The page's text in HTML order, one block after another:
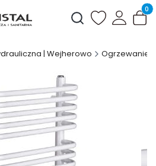
Otwórz
| Wejherowo Ogrzewanie